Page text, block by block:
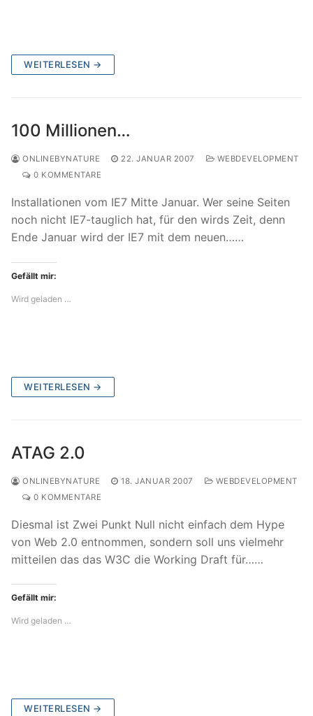
WEITERLESEN →
100 Millionen…
ONLINEBYNATURE 22. JANUAR 2007
WEBDEVELOPMENT
0 KOMMENTARE
Installationen vom IE7 Mitte Januar. Wer seine Seiten
noch nicht IE7-tauglich hat, für den wirds Zeit, denn
Ende Januar wird der IE7 mit dem neuen……
Gefällt mir:
Wird geladen …
WEITERLESEN →
ATAG 2.0
ONLINEBYNATURE 18. JANUAR 2007
WEBDEVELOPMENT
0 KOMMENTARE
Diesmal ist Zwei Punkt Null nicht einfach dem Hype
von Web 2.0 entnommen, sondern soll uns vielmehr
mitteilen das das W3C die Working Draft für……
Gefällt mir:
Wird geladen …
WEITERLESEN →